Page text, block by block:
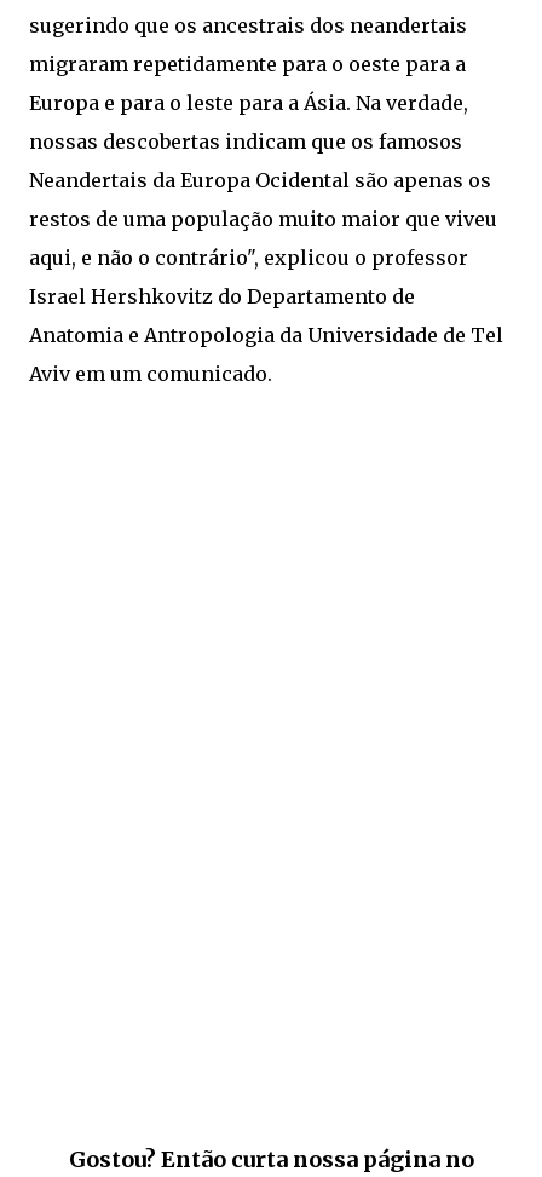
sugerindo que os ancestrais dos neandertais
migraram repetidamente para o oeste para a
Europa e para o leste para a Ásia. Na verdade,
nossas descobertas indicam que os famosos
Neandertais da Europa Ocidental são apenas os
restos de uma população muito maior que viveu
aqui, e não o contrário", explicou o professor
Israel Hershkovitz do Departamento de
Anatomia e Antropologia da Universidade de Tel
Aviv em um comunicado.
Gostou? Então curta nossa página no